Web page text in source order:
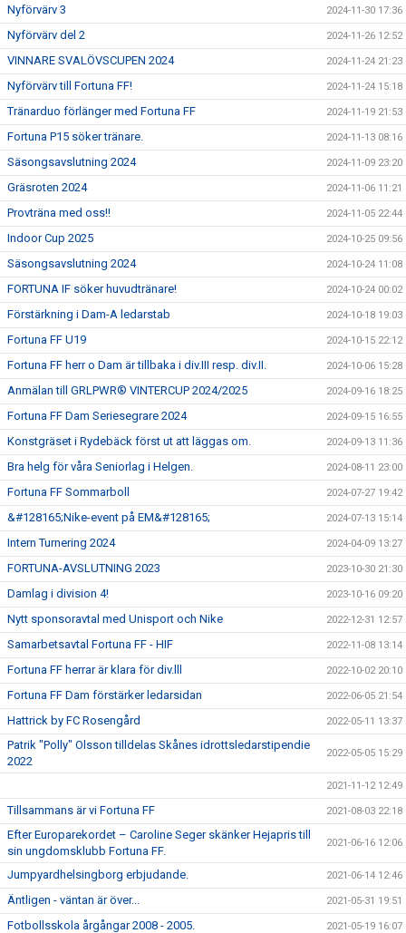
Nyförvärv 3 2024-11-30 17:36
Nyförvärv del 2 2024-11-26 12:52
VINNARE SVALÖVSCUPEN 2024 2024-11-24 21:23
Nyförvärv till Fortuna FF! 2024-11-24 15:18
Tränarduo förlänger med Fortuna FF 2024-11-19 21:53
Fortuna P15 söker tränare. 2024-11-13 08:16
Säsongsavslutning 2024 2024-11-09 23:20
Gräsroten 2024 2024-11-06 11:21
Provträna med oss!! 2024-11-05 22:44
Indoor Cup 2025 2024-10-25 09:56
Säsongsavslutning 2024 2024-10-24 11:08
FORTUNA IF söker huvudtränare! 2024-10-24 00:02
Förstärkning i Dam-A ledarstab 2024-10-18 19:03
Fortuna FF U19 2024-10-15 22:12
Fortuna FF herr o Dam är tillbaka i div.III resp. div.II. 2024-10-06 15:28
Anmälan till GRLPWR® VINTERCUP 2024/2025 2024-09-16 18:25
Fortuna FF Dam Seriesegrare 2024 2024-09-15 16:55
Konstgräset i Rydebäck först ut att läggas om. 2024-09-13 11:36
Bra helg för våra Seniorlag i Helgen. 2024-08-11 23:00
Fortuna FF Sommarboll 2024-07-27 19:42
&#128165;Nike-event på EM&#128165; 2024-07-13 15:14
Intern Turnering 2024 2024-04-09 13:27
FORTUNA-AVSLUTNING 2023 2023-10-30 21:30
Damlag i division 4! 2023-10-16 09:20
Nytt sponsoravtal med Unisport och Nike 2022-12-31 12:57
Samarbetsavtal Fortuna FF - HIF 2022-11-08 13:14
Fortuna FF herrar är klara för div.lll 2022-10-02 20:10
Fortuna FF Dam förstärker ledarsidan 2022-06-05 21:54
Hattrick by FC Rosengård 2022-05-11 13:37
Patrik "Polly" Olsson tilldelas Skånes idrottsledarstipendie
2022
2022-05-05 15:29
2021-11-12 12:49
Tillsammans är vi Fortuna FF 2021-08-03 22:18
Efter Europarekordet – Caroline Seger skänker Hejapris till
sin ungdomsklubb Fortuna FF.
2021-06-16 12:06
Jumpyardhelsingborg erbjudande. 2021-06-14 12:46
Äntligen - väntan är över... 2021-05-31 19:51
Fotbollsskola årgångar 2008 - 2005. 2021-05-19 16:07